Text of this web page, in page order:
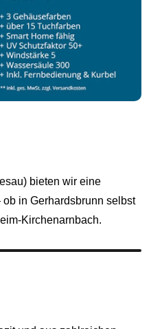
bieten wir eine
in Gerhardsbrunn selbst